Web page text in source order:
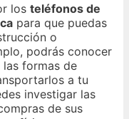
los teléfonos de
para que puedas
o
podrás conocer
formas de
a tu
investigar las
de sus